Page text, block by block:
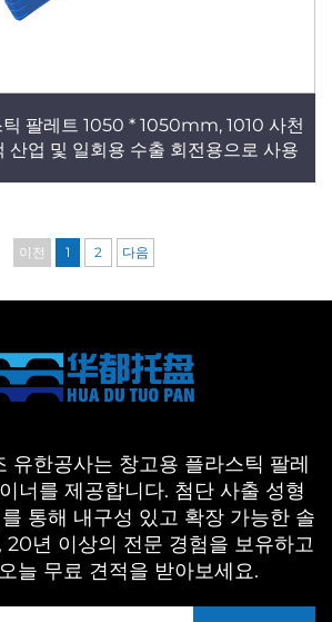
팔레트 1050 * 1050mm, 1010 사천
산업 및 일회용 수출 회전용으로 사용
이전 1 2 다음
유한공사는 창고용 플라스틱 팔레
너를 제공합니다. 첨단 사출 성형
통해 내구성 있고 확장 가능한 솔
20년 이상의 전문 경험을 보유하고
늘 무료 견적을 받아보세요.